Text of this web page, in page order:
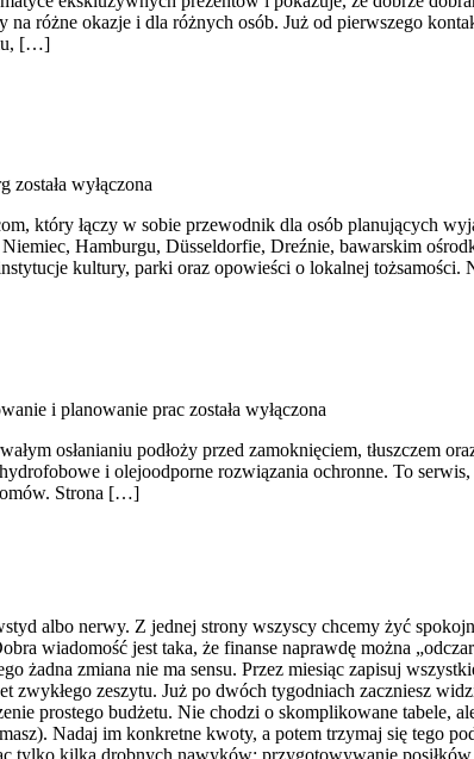
różne okazje i dla różnych osób. Już od pierwszego
[…]
została wyłączona
który łączy w sobie przewodnik dla osób planujących
Hamburgu, Düsseldorfie, Dreźnie, bawarskim
kultury, parki oraz opowieści o lokalnej
i planowanie prac została wyłączona
osłanianiu podłoży przed zamoknięciem, tłuszczem
i olejoodporne rozwiązania ochronne. To
Strona […]
albo nerwy. Z jednej strony wszyscy chcemy żyć
wiadomość jest taka, że finanse naprawdę można
żadna zmiana nie ma sensu. Przez miesiąc zapisuj
zwykłego zeszytu. Już po dwóch tygodniach zaczniesz
prostego budżetu. Nie chodzi o skomplikowane tabele,
Nadaj im konkretne kwoty, a potem trzymaj się tego
tylko kilka drobnych nawyków: przygotowywanie